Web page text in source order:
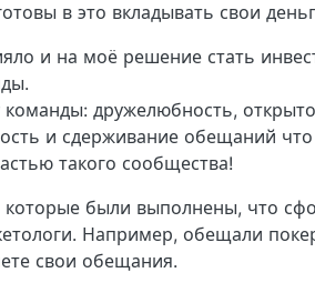
в это вкладывать свои
и на моё решение стать
команды: дружелюбность,
и сдерживание обещаний что
такого сообщества!
были выполнены, что
Например, обещали
свои обещания.